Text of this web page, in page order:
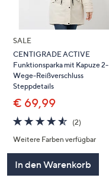
diese
anzuzeigen.
SALE
CENTIGRADE ACTIVE
Funktionsparka mit Kapuze 2-
Wege-Reißverschluss
Steppdetails
€ 69,99
4.5
von
5
(2)2
Weitere Farben verfügbar
In den Warenkorb